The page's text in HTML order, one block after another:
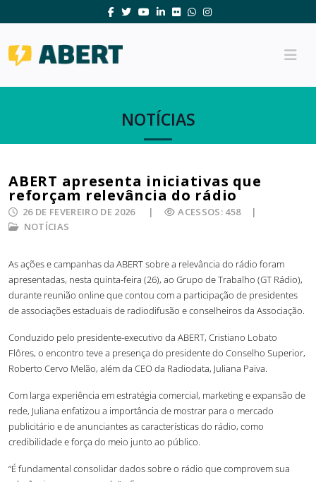
NOTÍCIAS
ABERT apresenta iniciativas que
reforçam relevância do rádio
NOTÍCIAS
26 DE FEVEREIRO DE 2026 ACESSOS: 458
As ações e campanhas da ABERT sobre a relevância do rádio foram
apresentadas, nesta quinta-feira (26), ao Grupo de Trabalho (GT Rádio),
durante reunião online que contou com a participação de presidentes
de associações estaduais de radiodifusão e conselheiros da Associação.
Conduzido pelo presidente-executivo da ABERT, Cristiano Lobato
Flôres, o encontro teve a presença do presidente do Conselho Superior,
Roberto Cervo Melão, além da CEO da Radiodata, Juliana Paiva.
Com larga experiência em estratégia comercial, marketing e expansão de
rede, Juliana enfatizou a importância de mostrar para o mercado
publicitário e de anunciantes as características do rádio, como
credibilidade e força do meio junto ao público.
“É fundamental consolidar dados sobre o rádio que comprovem sua